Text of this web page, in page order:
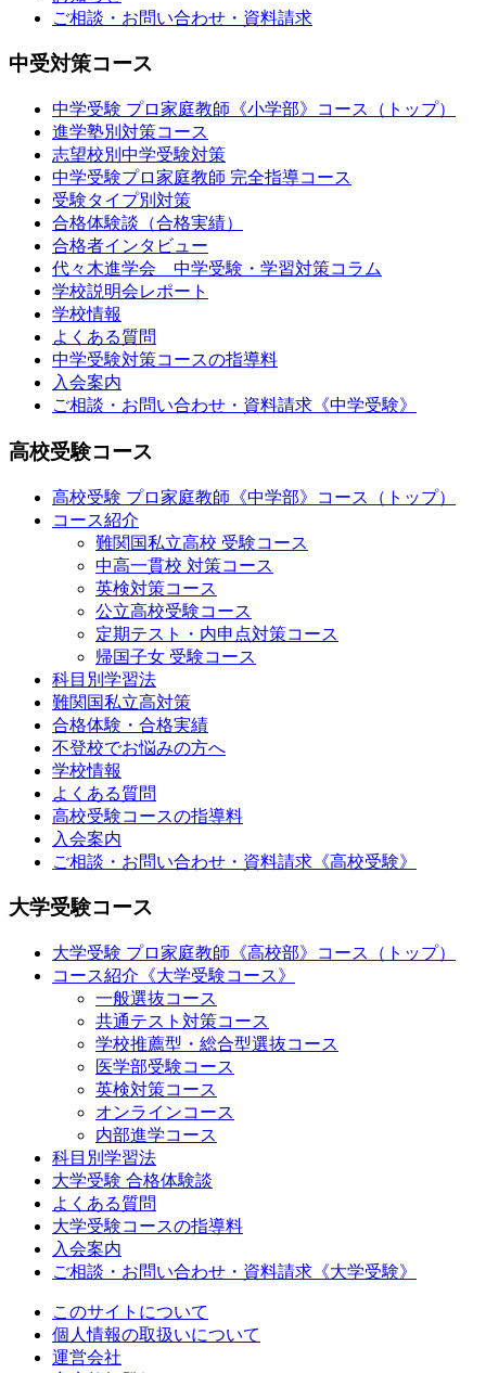
ご相談・お問い合わせ・資料請求
中受対策コース
中学受験 プロ家庭教師《小学部》 コース
（トップ）
進学塾別対策コース
志望校別中学受験対策
中学受験プロ家庭教師 完全指導コース
受験タイプ別対策
合格体験談（合格実績）
合格者インタビュー
代々木進学会 中学受験・学習対策コラム
学校説明会レポート
学校情報
よくある質問
中学受験対策コースの指導料
入会案内
ご相談・お問い合わせ・資料請求《中学受験》
高校受験コース
高校受験 プロ家庭教師 《中学部》
コース（トップ）
コース紹介
難関国私立高校 受験コース
中高一貫校 対策コース
英検対策コース
公立高校受験コース
定期テスト・内申点対策コース
帰国子女 受験コース
科目別学習法
難関国私立高対策
合格体験・合格実績
不登校でお悩みの方へ
学校情報
よくある質問
高校受験コースの指導料
入会案内
ご相談・お問い合わせ・資料請求《高校受験》
大学受験コース
大学受験 プロ家庭教師 《高校部》
コース（トップ）
コース紹介《大学受験コース》
一般選抜コース
共通テスト対策コース
学校推薦型・総合型選抜コース
医学部受験コース
英検対策コース
オンラインコース
内部進学コース
科目別学習法
大学受験 合格体験談
よくある質問
大学受験コースの指導料
入会案内
ご相談・お問い合わせ・資料請求《大学受験》
このサイトについて
個人情報の取扱いについて
運営会社